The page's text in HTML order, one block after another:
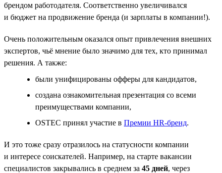
брендом работодателя. Соответственно увеличивался
и бюджет на продвижение бренда (и зарплаты в компании!).
Очень положительным оказался опыт привлечения внешних
экспертов, чьё мнение было значимо для тех, кто принимал
решения. А также:
были унифицированы офферы для кандидатов,
создана ознакомительная презентация со всеми
преимуществами компании,
OSTEC принял участие в Премии HR‑бренд.
И это тоже сразу отразилось на статусности компании
и интересе соискателей. Например, на старте вакансии
специалистов закрывались в среднем за 45 дней, через